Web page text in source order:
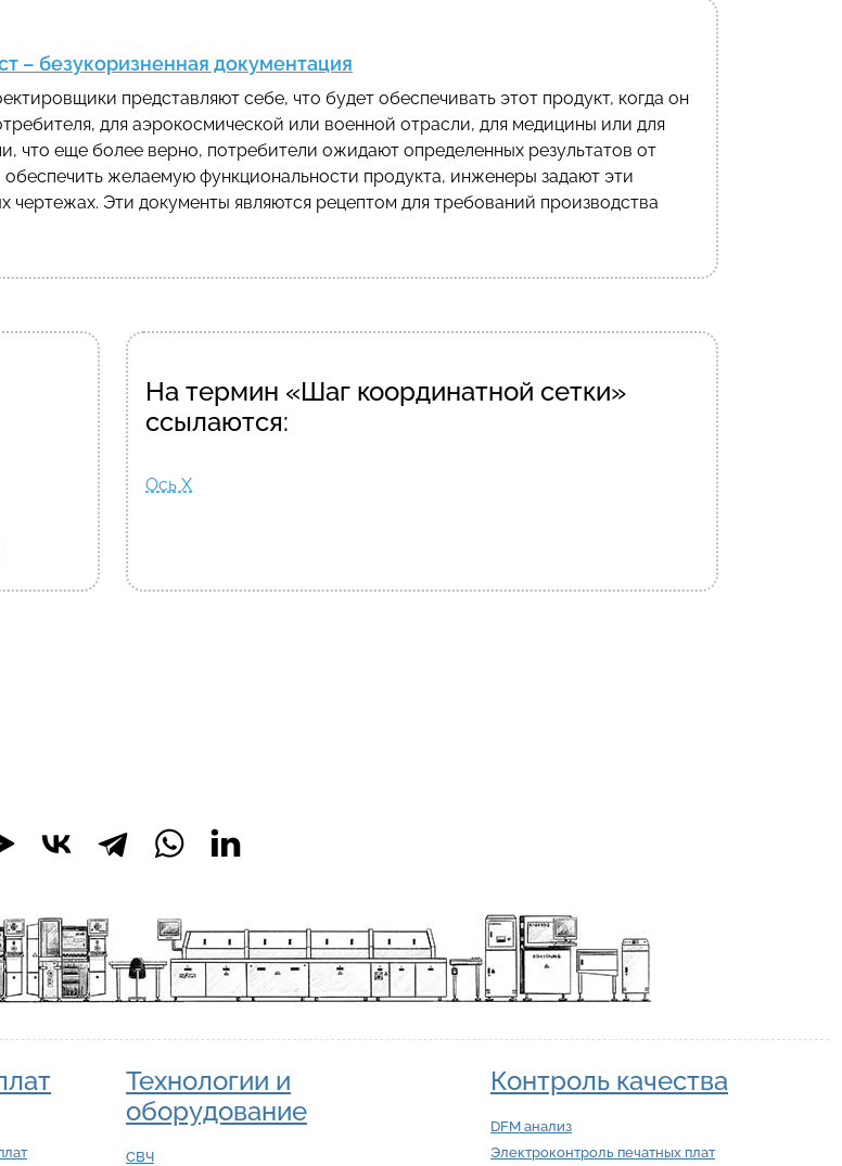
– безукоризненная документация
представляют себе, что будет обеспечивать этот продукт, когда он
для аэрокосмической или военной отрасли, для медицины или для
что еще более верно, потребители ожидают определенных результатов от
желаемую функциональности продукта, инженеры задают эти
чертежах. Эти документы являются рецептом для требований производства
На термин «Шаг координатной сетки»
ссылаются:
Ось X
Технологии и
оборудование
СВЧ
Контроль качества
DFM анализ
Электроконтроль печатных плат